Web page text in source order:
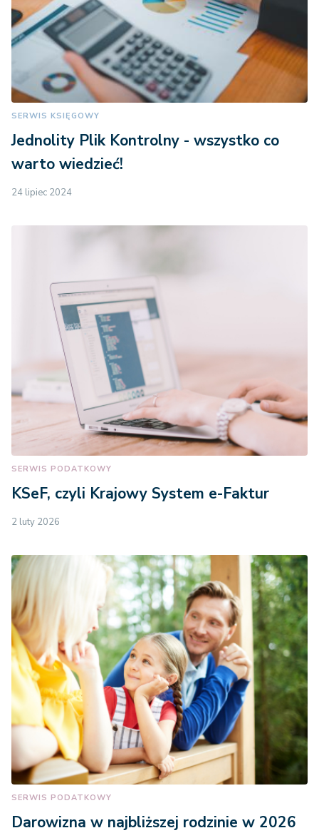
SERWIS KSIĘGOWY
Jednolity Plik Kontrolny - wszystko co
warto wiedzieć!
24 lipiec 2024
SERWIS PODATKOWY
KSeF, czyli Krajowy System e-Faktur
2 luty 2026
SERWIS PODATKOWY
Darowizna w najbliższej rodzinie w 2026